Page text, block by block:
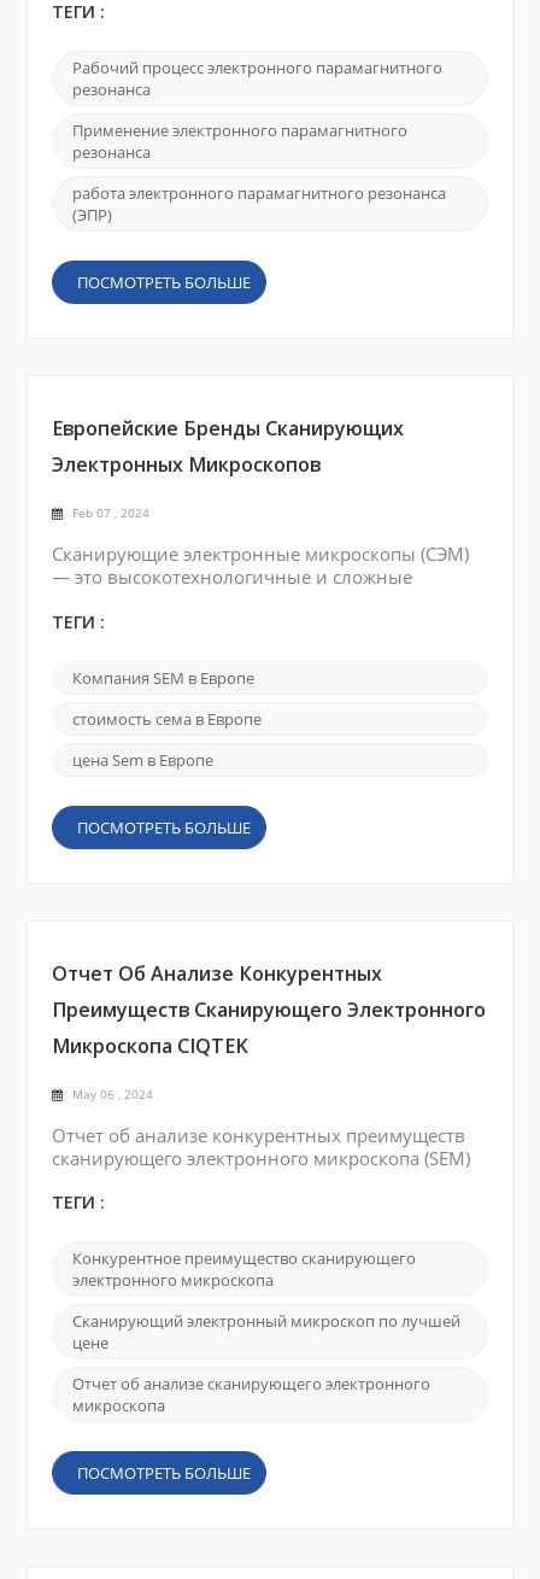
используемый для изучения магнитных свойств
электроны. Вот краткое объяснение того, как
работает электронный парамагнитный
резонанс : Непарные электроны. Многие
материалы, такие как ионы переходных
металлов или органические радикалы, ...
ТЕГИ :
Рабочий процесс электронного парамагнитного
резонанса
Применение электронного парамагнитного
резонанса
работа электронного парамагнитного резонанса
(ЭПР)
ПОСМОТРЕТЬ БОЛЬШЕ
Европейские Бренды Сканирующих
Электронных Микроскопов
Feb 07 , 2024
Сканирующие электронные микроскопы (СЭМ)
— это высокотехнологичные и сложные
получение изображений с высоким
наноуровне. В Европе есть несколько
известных брендов сканирующих электронных
микроскопов , которые предлагают самые
брендов: Компания FEI (Thermo Fisher Scientific):
ТЕГИ :
Компания SEM в Европе
стоимость сема в Европе
цена Sem в Европе
ПОСМОТРЕТЬ БОЛЬШЕ
Отчет Об Анализе Конкурентных
Преимуществ Сканирующего Электронного
Микроскопа CIQTEK
May 06 , 2024
Отчет об анализе конкурентных преимуществ
сканирующего электронного микроскопа (SEM)
обслуживания: Лучшая цена: CIQTEK SEM
аналогичными продуктами на рынке. Компания
предлагает широкий выбор моделей и
спецификаций для удовлетворения
потребностей различных клиентов. Предлагая
доступные варианты, CIQTEK обращается к к...
ТЕГИ :
Конкурентное преимущество сканирующего
электронного микроскопа
Сканирующий электронный микроскоп по лучшей
цене
Отчет об анализе сканирующего электронного
микроскопа
ПОСМОТРЕТЬ БОЛЬШЕ